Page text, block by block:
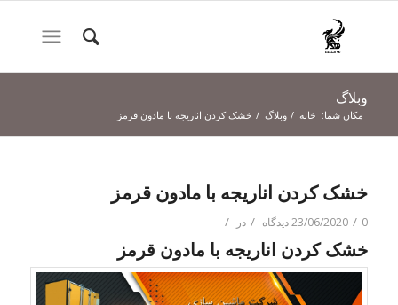
وبلاگ
مکان شما: خانه / وبلاگ / خشک کردن اناریجه با مادون قرمز
خشک کردن اناریجه با مادون قرمز
23/06/2020 / 0 دیدگاه / در /
خشک کردن اناریجه با مادون قرمز